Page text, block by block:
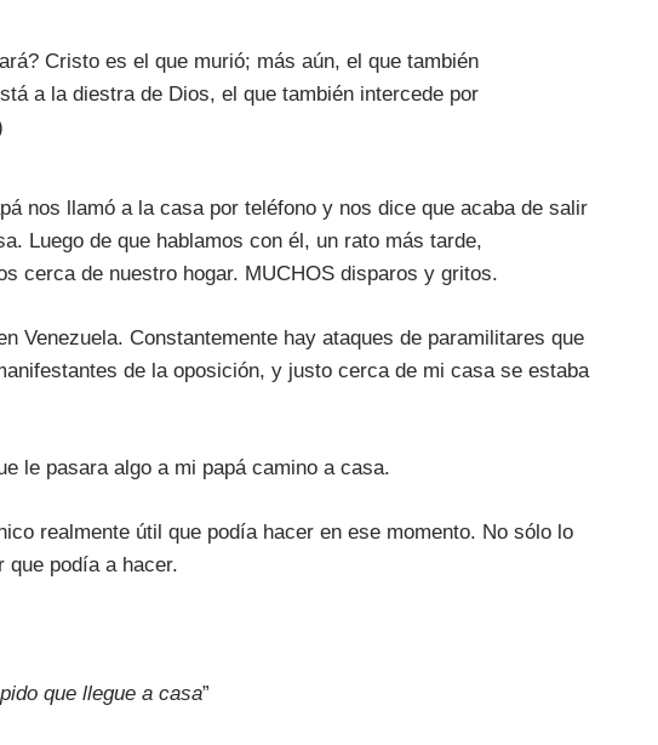
Cristo es el que murió; más aún, el que también
a la diestra de Dios, el que también intercede por
nos llamó a la casa por teléfono y nos dice que acaba de salir
Luego de que hablamos con él, un rato más tarde,
cerca de nuestro hogar. MUCHOS disparos y gritos.
Venezuela. Constantemente hay ataques de paramilitares que
de la oposición, y justo cerca de mi casa se estaba
le pasara algo a mi papá camino a casa.
realmente útil que podía hacer en ese momento. No sólo lo
que podía a hacer.
que llegue a casa”